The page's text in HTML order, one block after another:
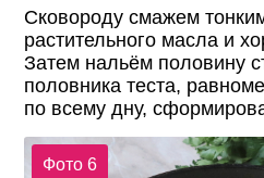
Сковороду смажем
растительного масла и
Затем нальём половину
половника теста,
по всему дну,
Фото 6